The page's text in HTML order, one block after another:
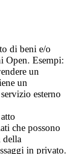
di beni e/o
Open. Esempi:
un
un
esterno
che possono
della
in privato.